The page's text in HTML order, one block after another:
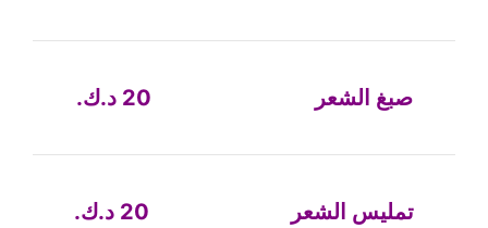
صبغ الشعر 20 د.ك.
تمليس الشعر 20 د.ك.